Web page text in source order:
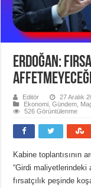
Erdoğan:
Editör
27 Aralık
Ekonomi ,Gündem
526 Görüntülenme
Kabine toplantısının
“Girdi maliyetlerindeki
fırsatçılık peşinde